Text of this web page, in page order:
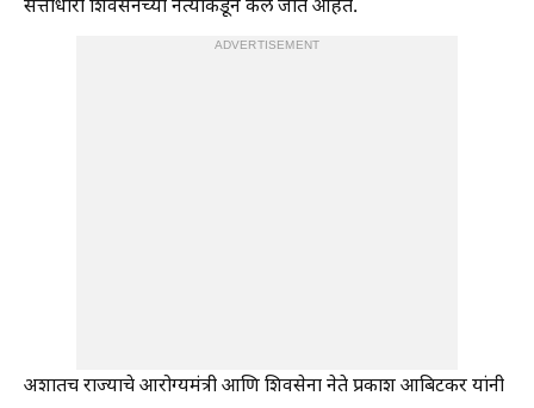
सत्ताधारी शिवसेनेच्या नेत्यांकडून केले जात आहेत.
ADVERTISEMENT
अशातच राज्याचे आरोग्यमंत्री आणि शिवसेना नेते प्रकाश आबिटकर यांनी